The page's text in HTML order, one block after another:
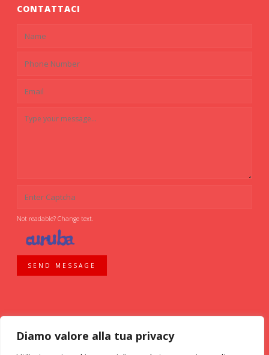
Diamo valore alla tua privacy
CONTATTACI
Not readable? Change text.
SEND MESSAGE